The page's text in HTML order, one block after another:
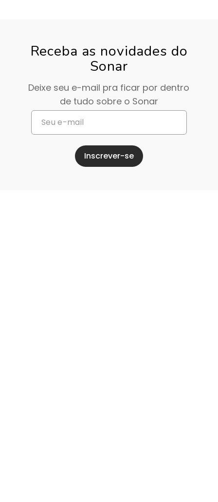
Receba as novidades do
Sonar
Deixe seu e-mail pra ficar por dentro
de tudo sobre o Sonar
Inscrever-se